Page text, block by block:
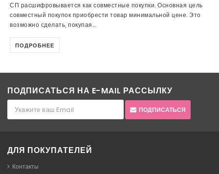
СП расшифровывается как совместные покупки. Основная цель
совместный покупок приобрести товар минимальной цене. Это
возможно сделать, покупая...
ПОДРОБНЕЕ
ПОДПИСАТЬСЯ НА E-MAIL РАССЫЛКУ
ПОДПИСАТЬСЯ
ДЛЯ ПОКУПАТЕЛЕЙ
Контакты